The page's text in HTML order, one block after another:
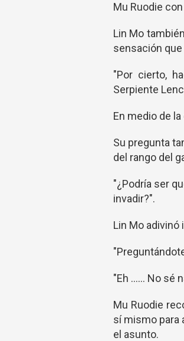
Mu Ruodie
Lin Mo
sensación
"Por cierto,
Serpiente
En medio de
Su pregunta
del rango del
"¿Podría ser
invadir?".
Lin Mo
"Eh ...... No sé
Mu Ruodie
sí mismo para
el asunto.